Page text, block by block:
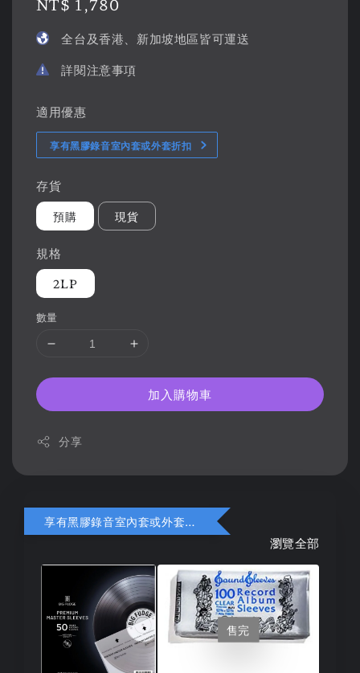
全台及香港、新加坡地區皆可運送
詳閱注意事項
適用優惠
享有黑膠錄音室內套或外套折扣
存貨
預購 現貨
規格
2LP
數量
加入購物車
分享
享有黑膠錄音室內套或外套折扣
瀏覽全部
售完